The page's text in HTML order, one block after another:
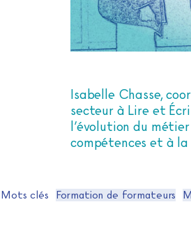
Isabelle Chasse,
secteur à Lire et
l’évolution du
compétences et à
Mots clés Formation de formateurs